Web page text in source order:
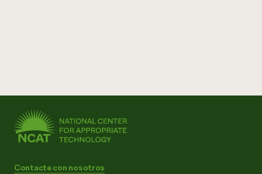
Contacte con nosotros